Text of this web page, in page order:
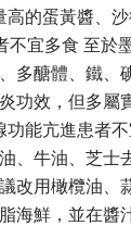
高的蛋黃醬、
不宜多食 至於
多醣體、鐵、
功效，但多屬
功能亢進患者
、牛油、芝士
改用橄欖油、
海鮮，並在醬